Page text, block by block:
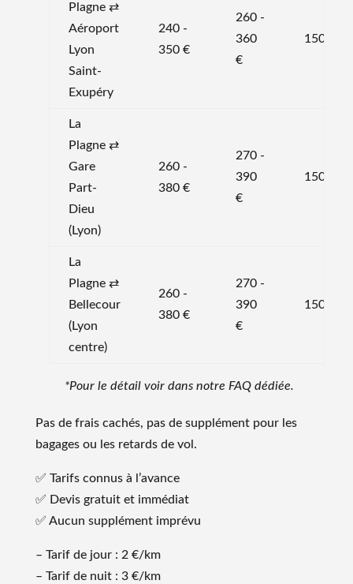
Plagne ⇄
Aéroport
Lyon
Saint-
Exupéry
240 -
350 €
260 -
360
€
150 min
La
Plagne ⇄
Gare
Part-
Dieu
(Lyon)
260 -
380 €
270 -
390
€
150 min
La
Plagne ⇄
Bellecour
(Lyon
centre)
260 -
380 €
270 -
390
€
150 min
*Pour le détail voir dans notre FAQ dédiée.
Pas de frais cachés, pas de supplément pour les
bagages ou les retards de vol.
✅ Tarifs connus à l’avance
✅ Devis gratuit et immédiat
✅ Aucun supplément imprévu
– Tarif de jour : 2 €/km
– Tarif de nuit : 3 €/km